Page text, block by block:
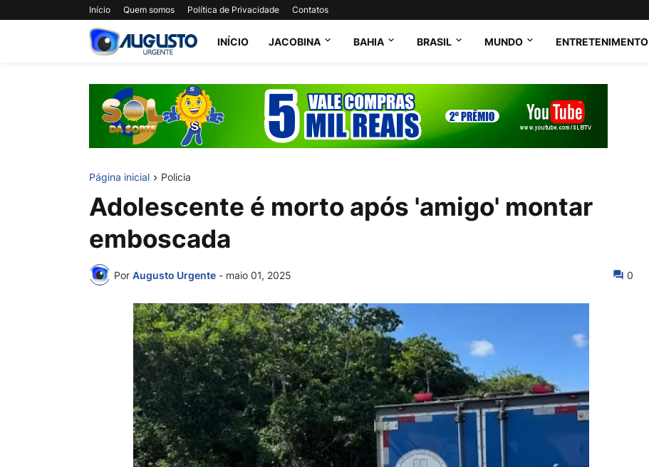
Início Quem somos Política de Privacidade Contatos
INÍCIO JACOBINA BAHIA BRASIL MUNDO ENTRETENIMENTO
Página inicial Policia
Adolescente é morto após 'amigo' montar
emboscada
Por Augusto Urgente - maio 01, 2025 0